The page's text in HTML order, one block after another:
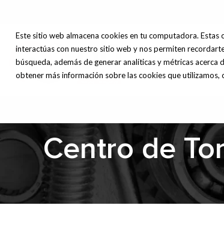
Este sitio web almacena cookies en tu computadora.
interactúas con nuestro sitio web y nos permiten
búsqueda, además de generar analíticas y métricas
obtener más información sobre las cookies que utilizamos,
Home
us
Centro de